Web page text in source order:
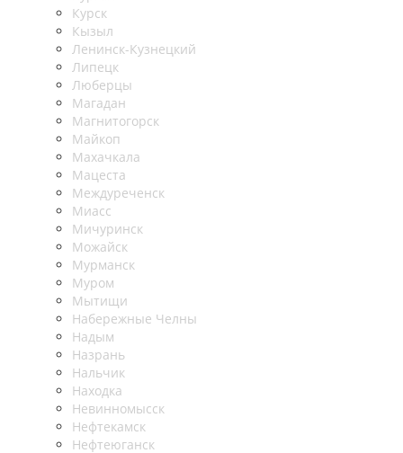
Курск
Кызыл
Ленинск-Кузнецкий
Липецк
Люберцы
Магадан
Магнитогорск
Майкоп
Махачкала
Мацеста
Междуреченск
Миасс
Мичуринск
Можайск
Мурманск
Муром
Мытищи
Набережные Челны
Надым
Назрань
Нальчик
Находка
Невинномысск
Нефтекамск
Нефтеюганск